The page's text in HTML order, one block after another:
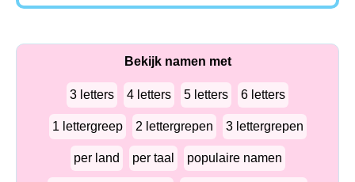
Bekijk namen met
3 letters 4 letters 5 letters 6 letters
1 lettergreep 2 lettergrepen 3 lettergrepen
per land per taal populaire namen